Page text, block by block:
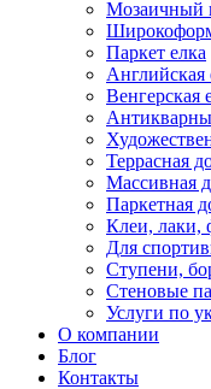
Мозаичный
Паркет елка
Английская
Венгерская
Террасная
Массивная
Паркетная
Клеи, лаки,
Для
Ступени,
Стеновые
Услуги по
О компании
Блог
Контакты